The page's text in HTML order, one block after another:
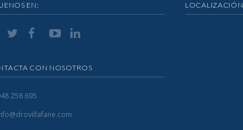
EN:
CON NOSOTROS
258 695
LOCALIZACIÓN